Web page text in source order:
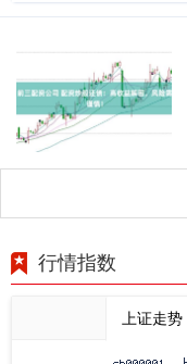
行情指数
上证走势